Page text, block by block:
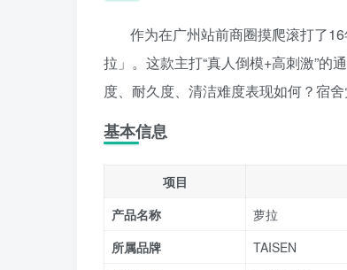
作为在广州站前商圈摸爬滚打了
拉」。这款主打“真人倒模+高刺激”的
度、耐久度、清洁难度表现如何？宿
基本信息
项目
产品名称
萝拉
所属品牌
TAISEN